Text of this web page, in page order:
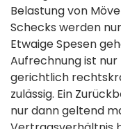
Belastung von
Schecks werden
Etwaige Spesen
Aufrechnung ist
gerichtlich
zulässig. Ein
nur dann geltend